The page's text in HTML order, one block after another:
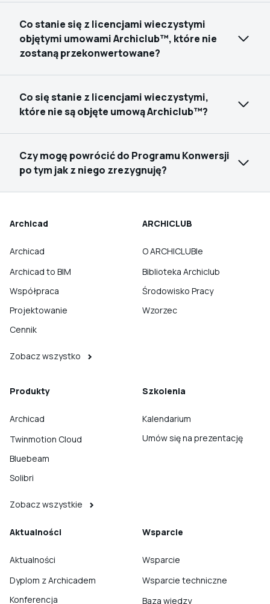
Co stanie się z licencjami wieczystymi
objętymi umowami Archiclub™, które nie
zostaną przekonwertowane?
Co się stanie z licencjami wieczystymi,
które nie są objęte umową Archiclub™?
Czy mogę powrócić do Programu Konwersji
po tym jak z niego zrezygnuję?
Archicad
Archicad
Archicad to BIM
Współpraca
Projektowanie
Cennik
Zobacz wszystko
ARCHICLUB
O ARCHICLUBIe
Biblioteka Archiclub
Środowisko Pracy
Wzorzec
Produkty
Archicad
Twinmotion Cloud
Bluebeam
Solibri
Zobacz wszystkie
Szkolenia
Kalendarium
Umów się na prezentację
Aktualności
Aktualności
Dyplom z Archicadem
Konferencja
Wsparcie
Wsparcie
Wsparcie techniczne
Baza wiedzy